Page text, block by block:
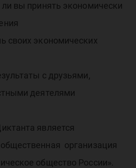
вы принять экономически
своих экономических
с друзьями,
деятелями
является
организация
общество России».